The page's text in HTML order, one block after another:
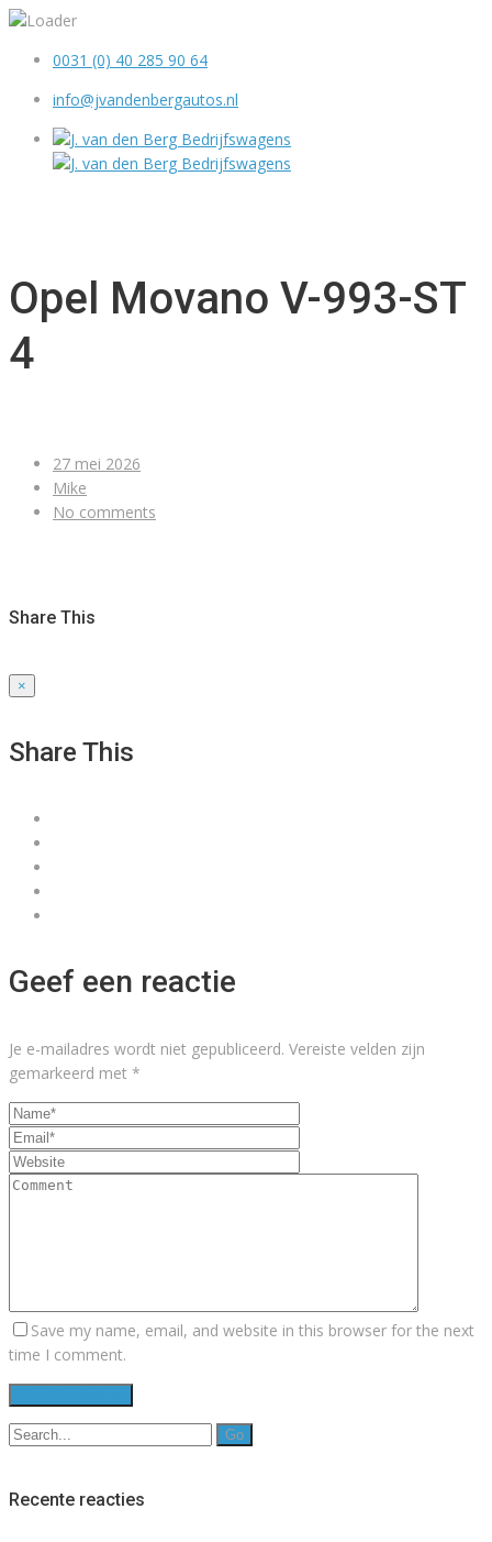
0031 (0) 40 285 90 64
info@jvandenbergautos.nl
Opel Movano V-993-ST
4
27 mei 2026
Mike
No comments
Share This
×
Share This
Geef een reactie
Je e-mailadres wordt niet gepubliceerd. Vereiste velden zijn
gemarkeerd met *
Save my name, email, and website in this browser for the next
time I comment.
Search
Recente reacties